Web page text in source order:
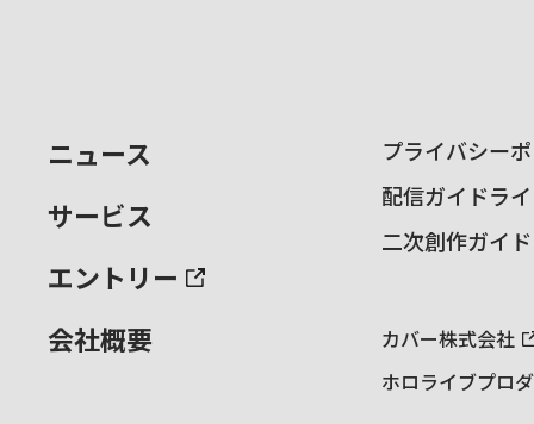
ニュース
サービス
エントリー
会社概要
プライバシー
配信ガイドラ
二次創作ガイ
カバー株式会社
ホロライブプロ